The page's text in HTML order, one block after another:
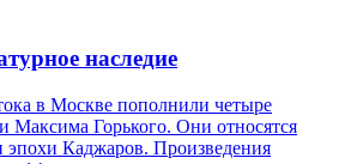
наследие
в Москве пополнили четыре
Максима Горького. Они относятся
эпохи Каджаров. Произведения